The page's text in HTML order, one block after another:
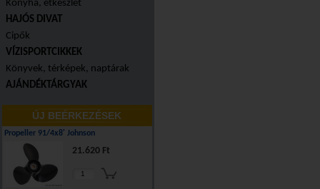
Konyha, étkészlet
HAJÓS DIVAT
Cipők
VÍZISPORTCIKKEK
Könyvek, térképek, naptárak
AJÁNDÉKTÁRGYAK
ÚJ BEÉRKEZÉSEK
Propeller 91/4x8' Johnson
21.620 Ft